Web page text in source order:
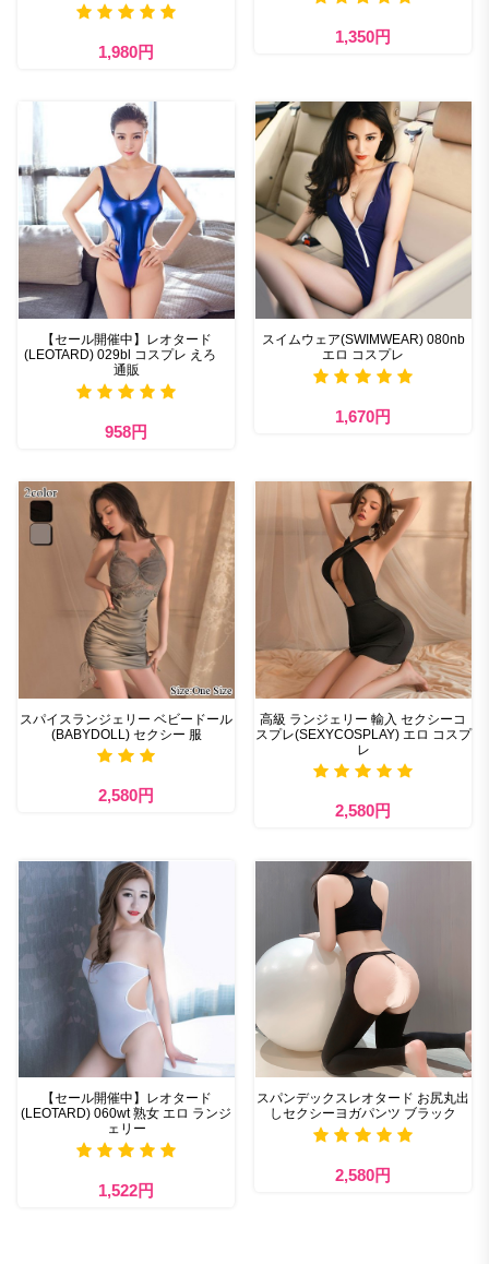
1,980円
1,350円
【セール開催中】レオタード
(LEOTARD) 029bl コスプレ えろ
通販
958円
スイムウェア(SWIMWEAR) 080nb
エロ コスプレ
1,670円
スパイスランジェリー ベビードール
(BABYDOLL) セクシー 服
2,580円
高級 ランジェリー 輸入 セクシーコ
スプレ(SEXYCOSPLAY) エロ コスプ
レ
2,580円
【セール開催中】レオタード
(LEOTARD) 060wt 熟女 エロ ランジ
ェリー
1,522円
スパンデックスレオタード お尻丸出
しセクシーヨガパンツ ブラック
2,580円